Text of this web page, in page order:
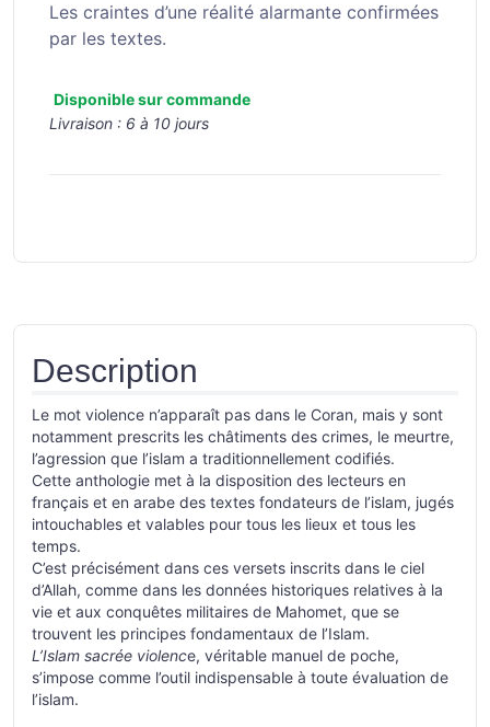
Les craintes d’une réalité alarmante confirmées
par les textes.
Disponible sur commande
Livraison : 6 à 10 jours
Description
Le mot violence n’apparaît pas dans le Coran, mais y sont
notamment prescrits les châtiments des crimes, le meurtre,
l’agression que l’islam a traditionnellement codifiés.
Cette anthologie met à la disposition des lecteurs en
français et en arabe des textes fondateurs de l’islam, jugés
intouchables et valables pour tous les lieux et tous les
temps.
C’est précisément dans ces versets inscrits dans le ciel
d’Allah, comme dans les données historiques relatives à la
vie et aux conquêtes militaires de Mahomet, que se
trouvent les principes fondamentaux de l’Islam.
L’Islam sacrée violence, véritable manuel de poche,
s’impose comme l’outil indispensable à toute évaluation de
l’islam.